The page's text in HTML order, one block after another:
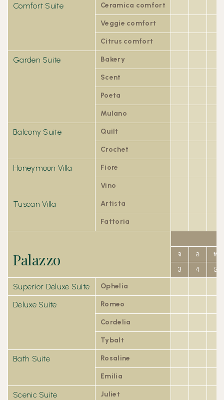
Comfort Suite Ceramica comfort
Veggie comfort
Citrus comfort
Garden Suite Bakery
Scent
Poeta
Mulano
Balcony Suite Quilt
Crochet
Honeymoon Villa Fiore
Vino
Tuscan Villa Artista
Fattoria
Palazzo จ อ
พ
3
4 5
Superior Deluxe Suite Ophelia
Deluxe Suite Romeo
Cordelia
Tybalt
Bath Suite Rosaline
Emilia
Scenic Suite Juliet